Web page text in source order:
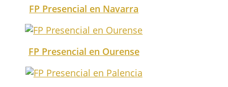
FP Presencial en Navarra
FP Presencial en Ourense